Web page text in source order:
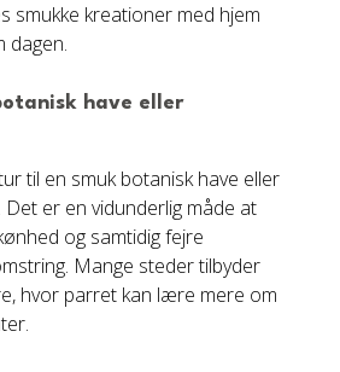
smukke kreationer med hjem
dagen.
have eller
til en smuk botanisk have eller
er en vidunderlig måde at
og samtidig fejre
Mange steder tilbyder
hvor parret kan lære mere om